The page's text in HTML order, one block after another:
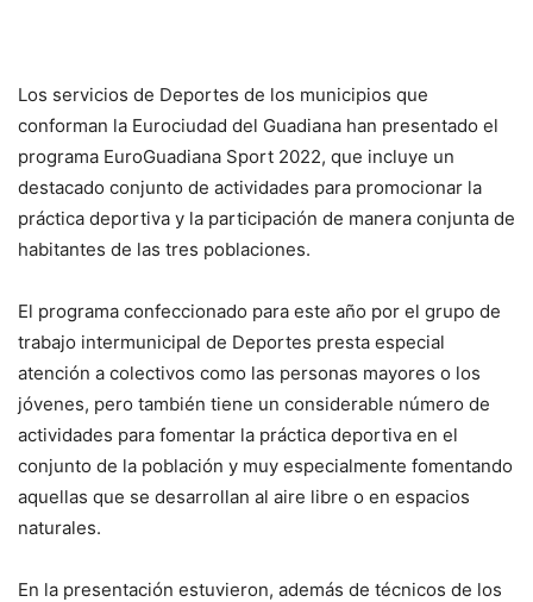
Los servicios de Deportes de los municipios que
conforman la Eurociudad del Guadiana han presentado el
programa EuroGuadiana Sport 2022, que incluye un
destacado conjunto de actividades para promocionar la
práctica deportiva y la participación de manera conjunta de
habitantes de las tres poblaciones.
El programa confeccionado para este año por el grupo de
trabajo intermunicipal de Deportes presta especial
atención a colectivos como las personas mayores o los
jóvenes, pero también tiene un considerable número de
actividades para fomentar la práctica deportiva en el
conjunto de la población y muy especialmente fomentando
aquellas que se desarrollan al aire libre o en espacios
naturales.
En la presentación estuvieron, además de técnicos de los